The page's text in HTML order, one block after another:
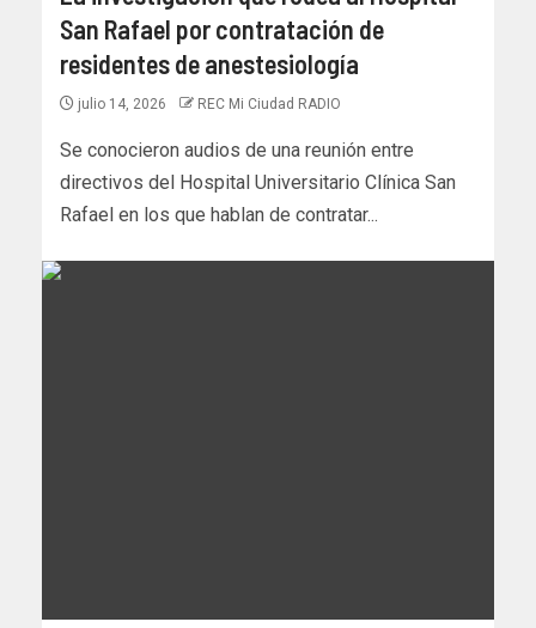
San Rafael por contratación de
residentes de anestesiología
julio 14, 2026 REC Mi Ciudad RADIO
Se conocieron audios de una reunión entre
directivos del Hospital Universitario Clínica San
Rafael en los que hablan de contratar...